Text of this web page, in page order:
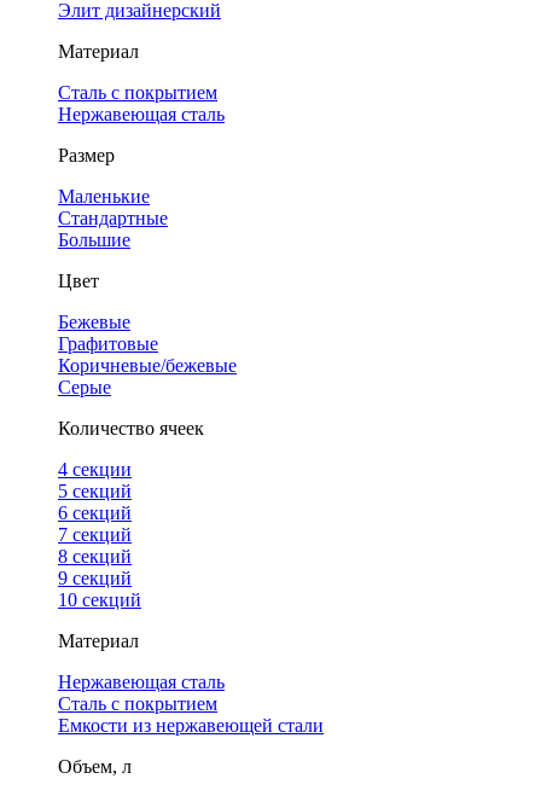
Элит дизайнерский
Материал
Сталь с покрытием
Нержавеющая сталь
Размер
Маленькие
Стандартные
Большие
Цвет
Бежевые
Графитовые
Коричневые/бежевые
Серые
Количество ячеек
4 cекции
5 секций
6 секций
7 секций
8 секций
9 секций
10 секций
Материал
Нержавеющая сталь
Сталь с покрытием
Емкости из нержавеющей стали
Объем, л